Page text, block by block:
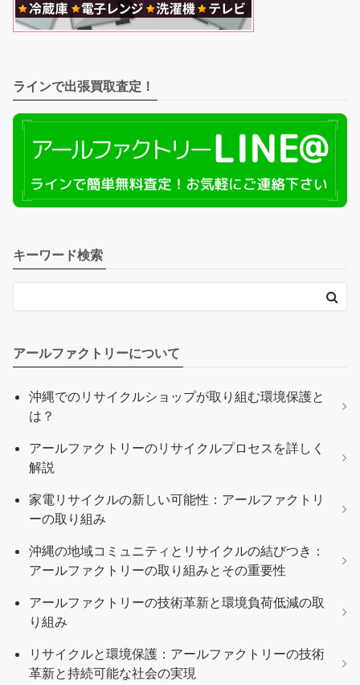
ラインで出張買取査定！
キーワード検索
アールファクトリーについて
沖縄でのリサイクルショップが取り組む環境保護と
は？
アールファクトリーのリサイクルプロセスを詳しく
解説
家電リサイクルの新しい可能性：アールファクトリ
ーの取り組み
沖縄の地域コミュニティとリサイクルの結びつき：
アールファクトリーの取り組みとその重要性
アールファクトリーの技術革新と環境負荷低減の取
り組み
リサイクルと環境保護：アールファクトリーの技術
革新と持続可能な社会の実現